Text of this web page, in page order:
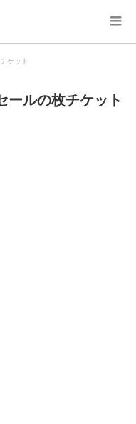
ケット
ールの枚チケット